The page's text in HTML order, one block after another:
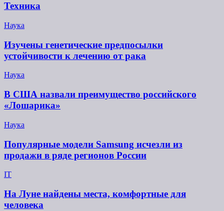
Техника
Наука
Изучены генетические предпосылки
устойчивости к лечению от рака
Наука
В США назвали преимущество российского
«Лошарика»
Наука
Популярные модели Samsung исчезли из
продажи в ряде регионов России
IT
На Луне найдены места, комфортные для
человека